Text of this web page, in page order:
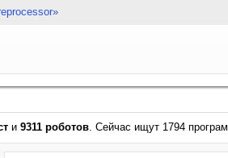
и 9311 роботов. Сейчас ищут 1794